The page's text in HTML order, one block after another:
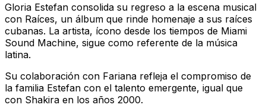
Gloria Estefan consolida su regreso a la escena musical
con Raíces, un álbum que rinde homenaje a sus raíces
cubanas. La artista, ícono desde los tiempos de Miami
Sound Machine, sigue como referente de la música
latina.
Su colaboración con Fariana refleja el compromiso de
la familia Estefan con el talento emergente, igual que
con Shakira en los años 2000.